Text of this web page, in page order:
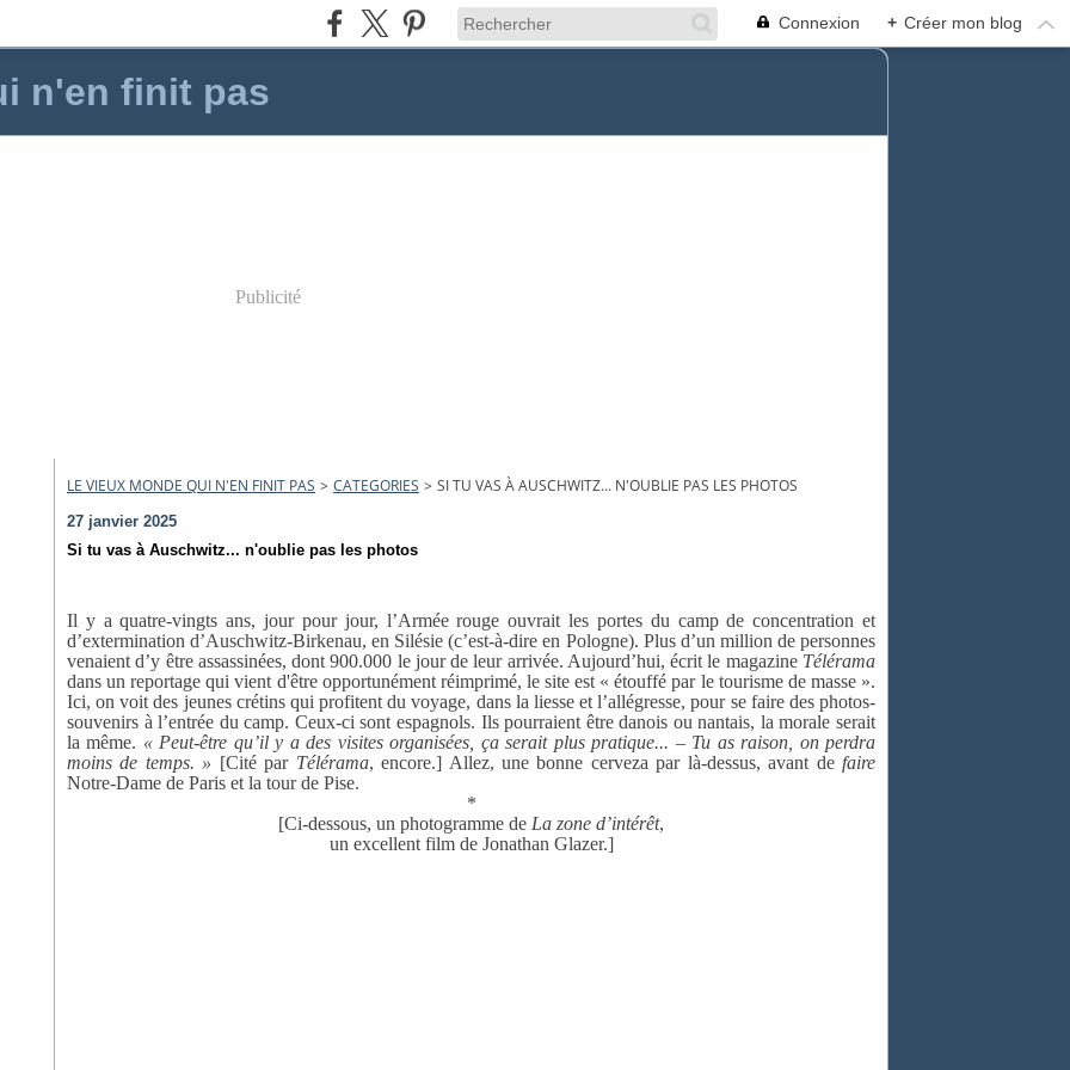
Connexion + Créer mon blog
n'en finit pas
Publicité
LE VIEUX MONDE QUI N'EN FINIT PAS > CATEGORIES > SI TU VAS À AUSCHWITZ... N'OUBLIE PAS LES PHOTOS
27 janvier 2025
Si tu vas à Auschwitz... n'oublie pas les photos
Il y a quatre-vingts ans, jour pour jour, l’Armée rouge ouvrait les portes du camp de concentration et
d’extermination d’Auschwitz-Birkenau, en Silésie (c’est-à-dire en Pologne). Plus d’un million de personnes
venaient d’y être assassinées, dont 900.000 le jour de leur arrivée. Aujourd’hui, écrit le magazine Télérama
dans un reportage qui vient d'être opportunément réimprimé, le site est « étouffé par le tourisme de masse ».
Ici, on voit des jeunes crétins qui profitent du voyage, dans la liesse et l’allégresse, pour se faire des photos-
souvenirs à l’entrée du camp. Ceux-ci sont espagnols. Ils pourraient être danois ou nantais, la morale serait
la même. « Peut-être qu’il y a des visites organisées, ça serait plus pratique... – Tu as raison, on perdra
moins de temps. » [Cité par Télérama, encore.] Allez, une bonne cerveza par là-dessus, avant de faire
Notre-Dame de Paris et la tour de Pise.
*
[Ci-dessous, un photogramme de La zone d’intérêt,
un excellent film de Jonathan Glazer.]